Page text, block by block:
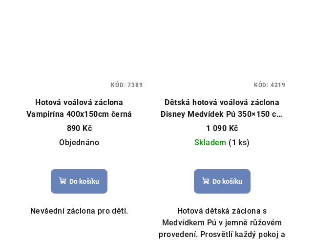
Hotová voálová záclona
Vampirína 400x150cm černá
890 Kč
Objednáno
Do košíku
Nevšední záclona pro děti.
KÓD:7389
Dětská hotová voálová záclona
Disney Medvídek Pú 350×150 cm
Hotová záclona, licenční
Disney
1 090 Kč
Skladem (1 ks)
Do košíku
Hotová dětská záclona s
Medvídkem Pú v jemně růžovém
provedení. Prosvětlí každý pokoj a
KÓD: 4219